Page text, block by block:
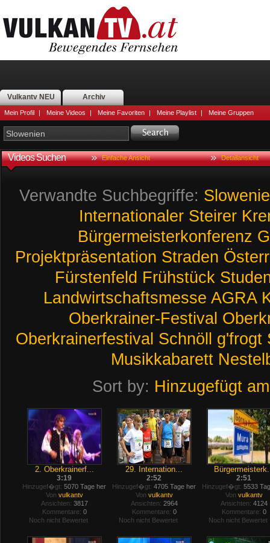
Vulkantv NEU Archiv
Mein Profil | Meine Videos | Meine Favoriten | Meine Playlist | Meine Gruppen
Videos Suchen Einfache Ansicht Detailansicht
Verwandte Suchbegriffe:
Internationaler Steirer
Bürgermeisterkonferenz
Projektpräsentation Straden
Fürstenfeld Frühstück
Landwirtschaftsmesse AGRA
Oberkrainer-Festival
Oberkrainerfestival Schnöll g'frogt
Musikkabarett
Sort by: Hinzugefügt am
2. Oberkrainerf...
3:19
Hinzugef�gt: 5070 Tage her
Von vulkantv
Ansichten: 3817
Kommentare: 0
Noch nicht Bewertet
29. Internation...
2:52
Hinzugef�gt: 4705 Tage her
Von vulkantv
Ansichten: 2964
Kommentare: 0
Noch nicht Bewertet
2:51
Hinzugef�gt: 5533
Von vulkantv
Ansichten: 4124
Kommentare: 0
Noch nicht Bewertet